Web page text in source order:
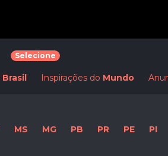
Selecione
Brasil Inspirações do Mundo
MS MG PB PR PE PI